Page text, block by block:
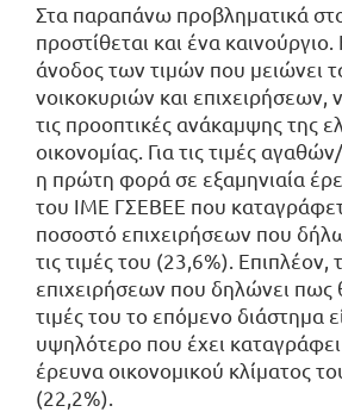
Στα παραπάνω προβληματικά
προστίθεται και ένα
άνοδος των τιμών που μειώνει
νοικοκυριών και επιχειρήσεων,
τις προοπτικές ανάκαμψης της
οικονομίας. Για τις τιμές
η πρώτη φορά σε εξαμηνιαία
του ΙΜΕ ΓΣΕΒΕΕ που
ποσοστό επιχειρήσεων που
τις τιμές του (23,6%).
επιχειρήσεων που δηλώνει πως
τιμές του το επόμενο διάστημα
υψηλότερο που έχει καταγράφει
έρευνα οικονομικού κλίματος
(22,2%).